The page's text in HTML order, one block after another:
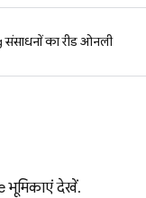
संसाधनों का रीड ओनली
भूमिकाएं देखें.